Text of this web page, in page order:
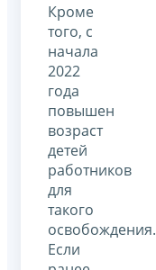
Кроме
того, с
начала
2022
года
повышен
возраст
детей
работников
для
такого
освобождения.
Если